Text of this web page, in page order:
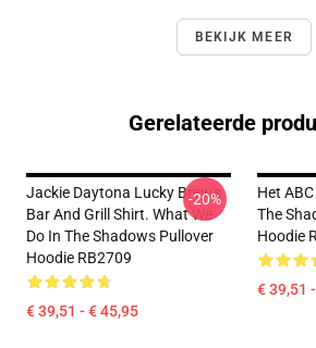
BEKIJK MEER
Gerelateerde
Jackie Daytona Lucky Brew's
Bar And Grill Shirt. What We
Do In The Shadows Pullover
Hoodie RB2709
€ 39,51 - € 45,95
-20%
Het
The
Hoodie
€ 39,51